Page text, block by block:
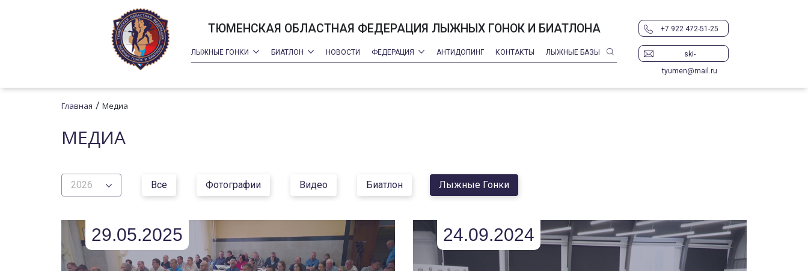
ТЮМЕНСКАЯ ОБЛАСТНАЯ ФЕДЕРАЦИЯ ЛЫЖНЫХ ГОНОК И БИАТЛОНА
ЛЫЖНЫЕ ГОНКИ БИАТЛОН НОВОСТИ ФЕДЕРАЦИЯ АНТИДОПИНГ КОНТАКТЫ ЛЫЖНЫЕ БАЗЫ
+7 922 472-51-25
ski-
tyumen@mail.ru
Главная / Медиа
МЕДИА
2026 Все Фотографии Видео Биатлон Лыжные Гонки
29.05.2025 24.09.2024